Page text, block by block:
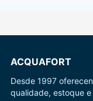
ACQUAFORT
Desde 1997
qualidade, estoque